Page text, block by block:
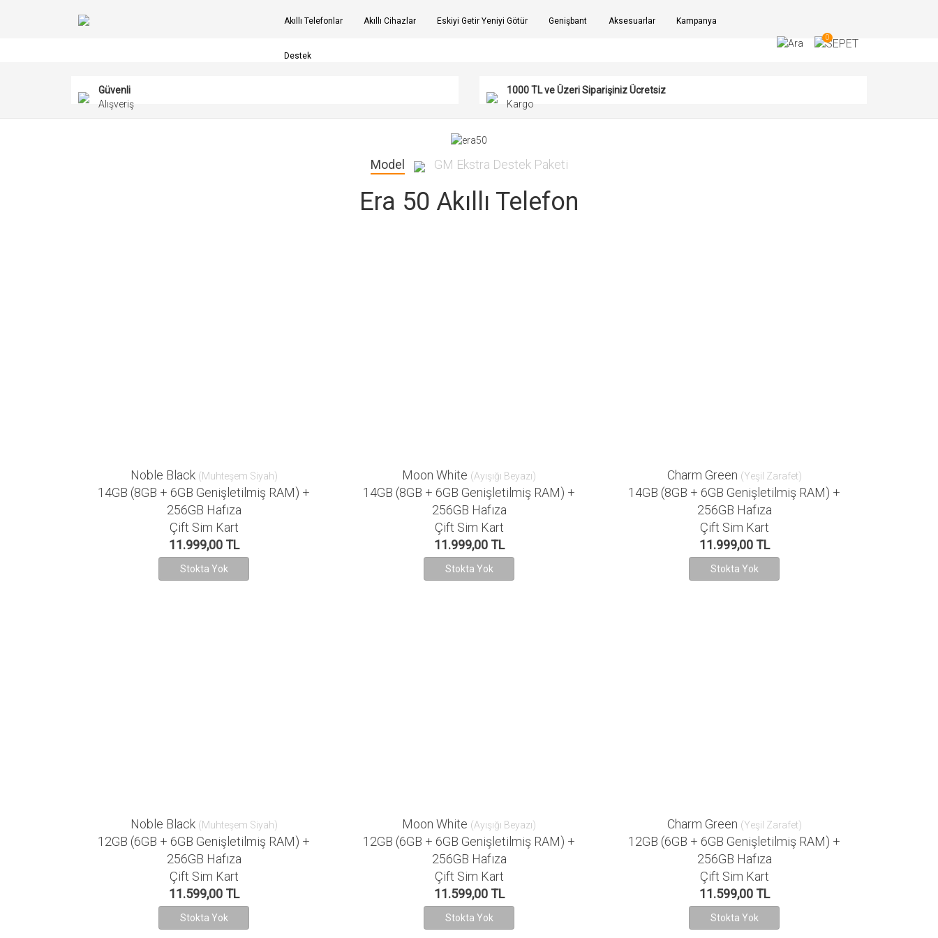
Akıllı Telefonlar Akıllı Cihazlar Eskiyi Getir Yeniyi Götür Genişbant Aksesuarlar Kampanya
Destek
0
Güvenli
Alışveriş
1000 TL ve Üzeri Siparişiniz Ücretsiz
Kargo
Model GM Ekstra Destek Paketi
Era 50 Akıllı Telefon
Noble Black (Muhteşem Siyah)
14GB (8GB + 6GB Genişletilmiş RAM) +
256GB Hafıza
Çift Sim Kart
11.999,00 TL
Stokta Yok
Moon White (Ayışığı Beyazı)
14GB (8GB + 6GB Genişletilmiş RAM) +
256GB Hafıza
Çift Sim Kart
11.999,00 TL
Stokta Yok
Charm Green (Yeşil Zarafet)
14GB (8GB + 6GB Genişletilmiş RAM) +
256GB Hafıza
Çift Sim Kart
11.999,00 TL
Stokta Yok
Noble Black (Muhteşem Siyah)
12GB (6GB + 6GB Genişletilmiş RAM) +
256GB Hafıza
Çift Sim Kart
11.599,00 TL
Stokta Yok
Moon White (Ayışığı Beyazı)
12GB (6GB + 6GB Genişletilmiş RAM) +
256GB Hafıza
Çift Sim Kart
11.599,00 TL
Stokta Yok
Charm Green (Yeşil Zarafet)
12GB (6GB + 6GB Genişletilmiş RAM) +
256GB Hafıza
Çift Sim Kart
11.599,00 TL
Stokta Yok